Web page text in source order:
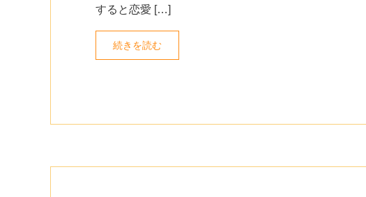
すると恋愛 […]
続きを読む